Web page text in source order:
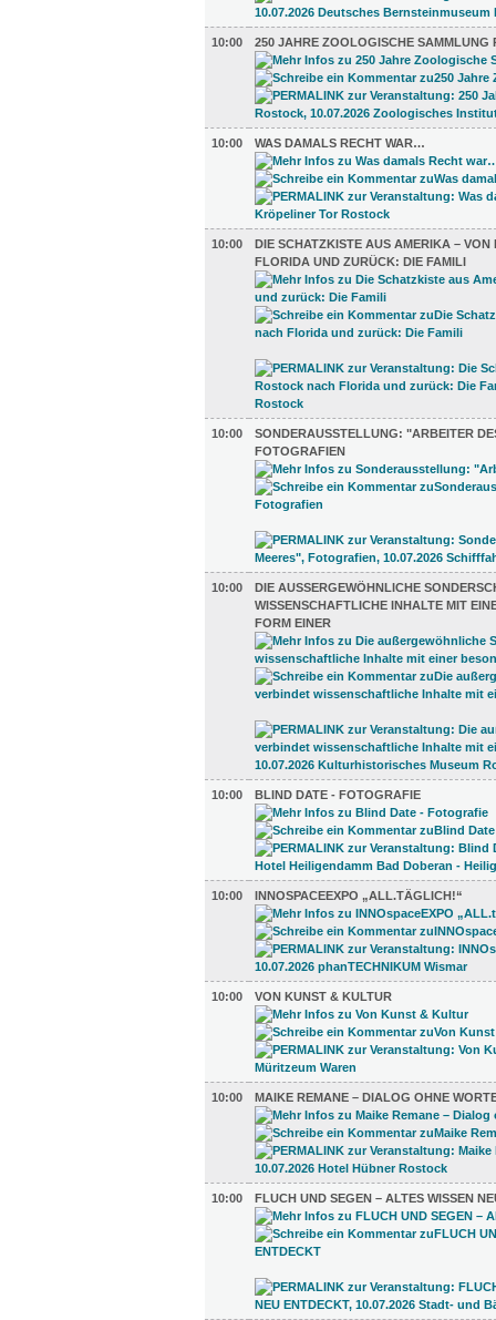
10:00 250 JAHRE ZOOLOGISCHE SAMMLUNG
10:00 WAS DAMALS RECHT WAR…
10:00
DIE SCHATZKISTE AUS AMERIKA – VON
FLORIDA UND ZURÜCK: DIE FAMILI
10:00
SONDERAUSSTELLUNG: "ARBEITER
FOTOGRAFIEN
10:00
DIE AUSSERGEWÖHNLICHE
ISSENSCHAFTLICHE INHALTE MIT
ORM EINER
10:00 BLIND DATE - FOTOGRAFIE
10:00 INNOSPACEEXPO „ALL.TÄGLICH!“
10:00 VON KUNST & KULTUR
10:00 MAIKE REMANE – DIALOG OHNE
10:00 FLUCH UND SEGEN – ALTES WISSEN